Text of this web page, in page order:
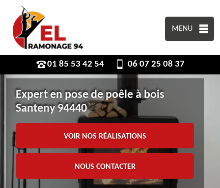
MENU
01 85 53 42 54 06 07 25 08 37
Expert en pose de poêle à bois
Santeny 94440
VOIR NOS RÉALISATIONS
NOUS CONTACTER